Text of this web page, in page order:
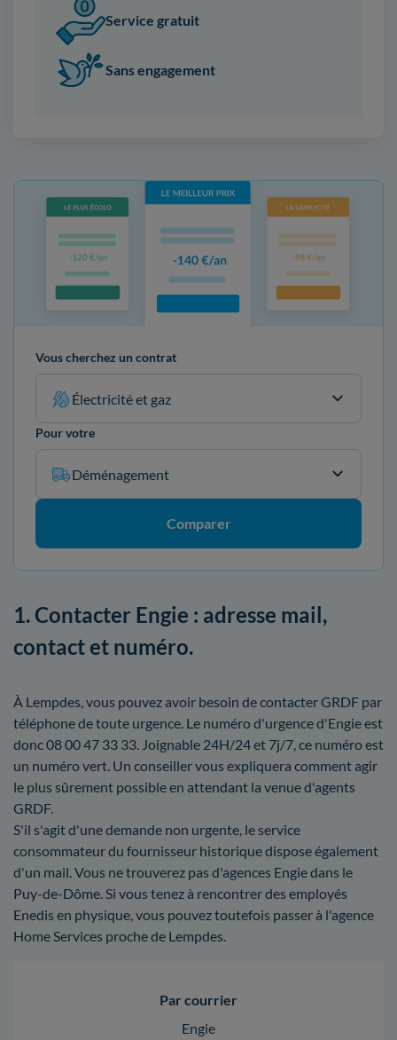
Service gratuit
Sans engagement
Vous cherchez un contrat
Électricité et gaz
Pour votre
Déménagement
Comparer
1. Contacter Engie : adresse mail,
contact et numéro.
À Lempdes, vous pouvez avoir besoin de contacter GRDF par
téléphone de toute urgence. Le numéro d'urgence d'Engie est
donc 08 00 47 33 33. Joignable 24H/24 et 7j/7, ce numéro est
un numéro vert. Un conseiller vous expliquera comment agir
le plus sûrement possible en attendant la venue d'agents
GRDF.
S'il s'agit d'une demande non urgente, le service
consommateur du fournisseur historique dispose également
d'un mail. Vous ne trouverez pas d'agences Engie dans le
Puy-de-Dôme. Si vous tenez à rencontrer des employés
Enedis en physique, vous pouvez toutefois passer à l'agence
Home Services proche de Lempdes.
Par courrier
Engie